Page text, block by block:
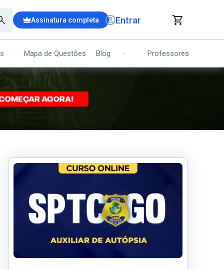
Assinatura completa Entrar
DE COMPRAS
(00)
Seu carrinho ainda está vazio.
Mapa de Questões Blog Professores